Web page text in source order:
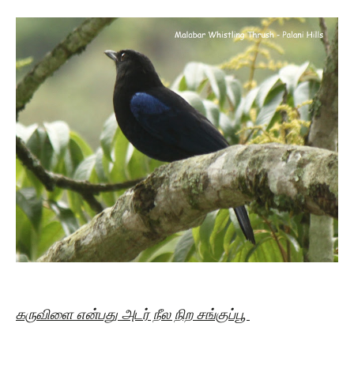
கருவிளை என்பது அடர் நீல நிற சங்குப்பூ